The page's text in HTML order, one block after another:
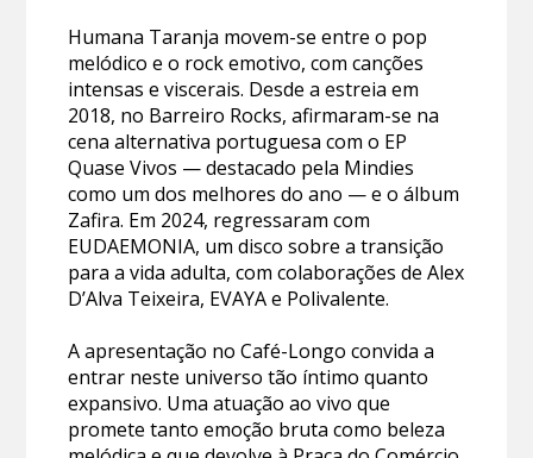
Humana Taranja movem-se entre o pop
melódico e o rock emotivo, com canções
intensas e viscerais. Desde a estreia em
2018, no Barreiro Rocks, afirmaram-se na
cena alternativa portuguesa com o EP
Quase Vivos — destacado pela Mindies
como um dos melhores do ano — e o álbum
Zafira. Em 2024, regressaram com
EUDAEMONIA, um disco sobre a transição
para a vida adulta, com colaborações de Alex
D’Alva Teixeira, EVAYA e Polivalente.
A apresentação no Café-Longo convida a
entrar neste universo tão íntimo quanto
expansivo. Uma atuação ao vivo que
promete tanto emoção bruta como beleza